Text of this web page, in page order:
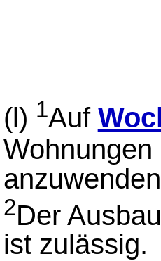
(l) 1Auf
Wohnungen
2Der
ist zulässig.